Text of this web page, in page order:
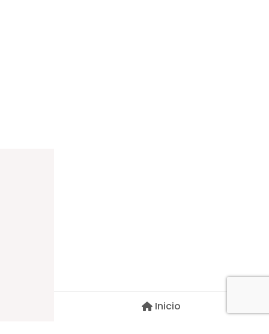
Inicio